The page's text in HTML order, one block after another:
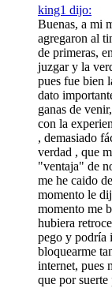
king1 dijo:
Buenas, a mi
agregaron al
de primeras,
juzgar y la
pues fue bien
dato
ganas de
con la
, demasiado
verdad , que
"ventaja" de
me he caido
momento le
momento me
hubiera
pego y podría
bloquearme
internet, pues
que por